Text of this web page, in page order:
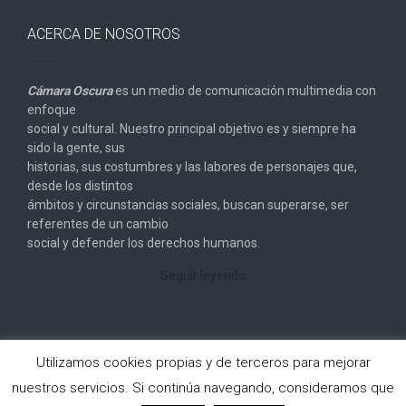
ACERCA DE NOSOTROS
Cámara Oscuraes un medio de comunicación multimedia con
enfoque
social y cultural. Nuestro principal objetivo es y siempre ha
sido la gente, sus
historias, sus costumbres y las labores de personajes que,
desde los distintos
ámbitos y circunstancias sociales, buscan superarse, ser
referentes de un cambio
social y defender los derechos humanos.
Copyright © 2026Cámara Oscura. All rights reserved.
Utilizamos cookies propias y de terceros para mejorar
nuestros servicios. Si continúa navegando, consideramos que